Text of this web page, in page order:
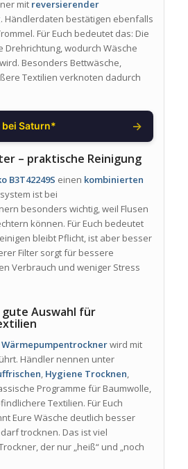
mit reversierender
. Händlerdaten bestätigen ebenfalls
Für Euch bedeutet das: Die
Drehrichtung, wodurch Wäsche
Besonders Bettwäsche,
Textilien verknoten dadurch
Saturn* →
– praktische Reinigung
B3T42249S einen kombinierten
ist bei
besonders wichtig, weil Flusen
können. Für Euch bedeutet
bleibt Pflicht, ist aber besser
Filter sorgt für bessere
Verbrauch und weniger Stress
gute Auswahl für
Wärmepumpentrocknerwird mit
Händler nennen unter
, Hygiene Trocknen,
Programme für Baumwolle,
Textilien. Für Euch
Eure Wäsche deutlich besser
trocknen. Das ist viel
der nur „heiß“ und „noch